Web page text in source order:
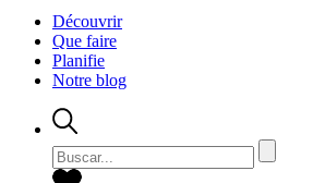
Découvrir
Que faire
Planifie
Notre blog